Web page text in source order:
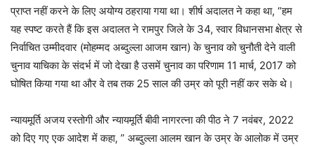
प्राप्त नहीं करने के लिए अयोग्य ठहराया गया था। शीर्ष अदालत ने कहा था, “हम
यह स्पष्ट करते हैं कि इस अदालत ने रामपुर जिले के 34, स्वार विधानसभा क्षेत्र से
निर्वाचित उम्मीदवार (मोहम्मद अब्दुल्ला आजम खान) के चुनाव को चुनौती देने वाली
चुनाव याचिका के संदर्भ में जो देखा है उसमें चुनाव का परिणाम 11 मार्च, 2017 को
घोषित किया गया था और वे तब तक 25 साल की उम्र को पूरी नहीं कर सके थे।
न्यायमूर्ति अजय रस्तोगी और न्यायमूर्ति बीवी नागरत्ना की पीठ ने 7 नवंबर, 2022
को दिए गए एक आदेश में कहा, ” अब्दुल्ला आलम खान के उम्र के आलोक में उम्र